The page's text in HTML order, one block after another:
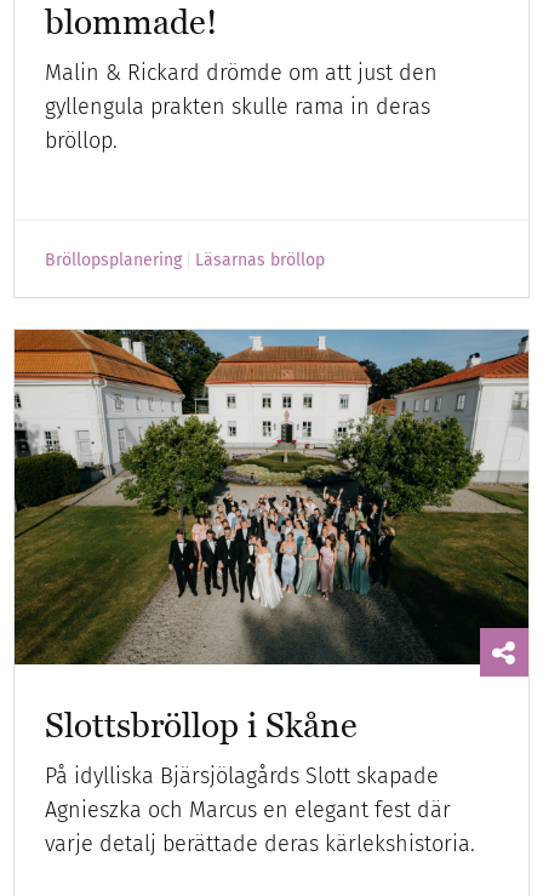
blommade!
Malin & Rickard drömde om att just den
gyllengula prakten skulle rama in deras
bröllop.
Bröllopsplanering Läsarnas bröllop
Slottsbröllop i Skåne
På idylliska Bjärsjölagårds Slott skapade
Agnieszka och Marcus en elegant fest där
varje detalj berättade deras kärlekshistoria.